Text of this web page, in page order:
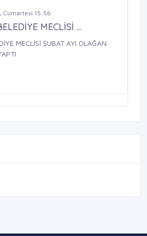
Cumartesi 15:56
MECLİSİ ...
MECLİSİ ŞUBAT AYI OLAĞAN